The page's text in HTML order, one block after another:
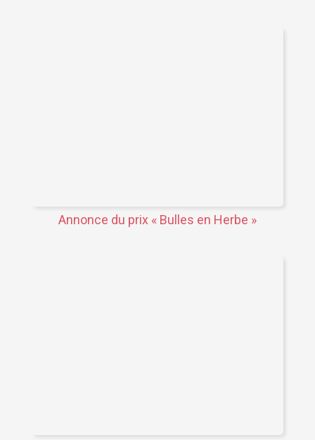
Annonce du prix « Bulles en Herbe »